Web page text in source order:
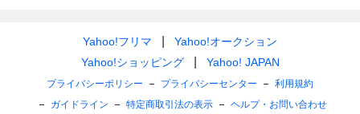
Yahoo!フリマ
Yahoo!オークション
Yahoo!ショッピング
Yahoo! JAPAN
プライバシーポリシー プライバシーセンター
利用規約
ガイドライン
特定商取引法の表示 ヘルプ・お問い合わせ